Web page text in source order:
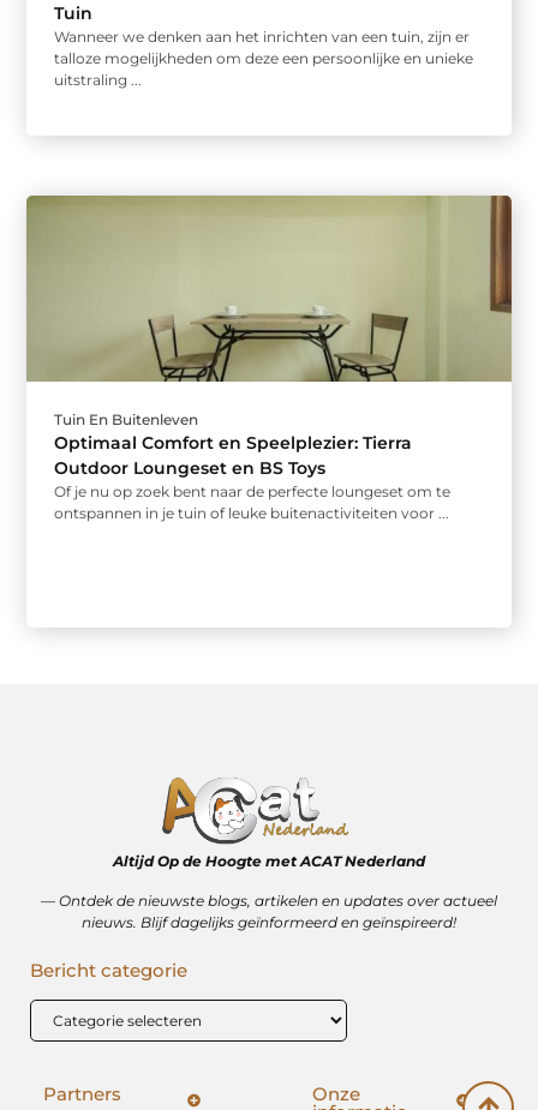
Tuin
Wanneer we denken aan het inrichten van een tuin, zijn er
talloze mogelijkheden om deze een persoonlijke en unieke
uitstraling ...
Tuin En Buitenleven
Optimaal Comfort en Speelplezier: Tierra
Outdoor Loungeset en BS Toys
Of je nu op zoek bent naar de perfecte loungeset om te
ontspannen in je tuin of leuke buitenactiviteiten voor ...
Altijd Op de Hoogte met ACAT Nederland
–– Ontdek de nieuwste blogs, artikelen en updates over actueel
nieuws. Blijf dagelijks geïnformeerd en geïnspireerd!
Bericht categorie
Partners Onze